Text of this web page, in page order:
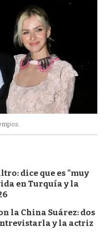
dice que es "muy
en Turquía y la
la China Suárez: dos
y la actriz